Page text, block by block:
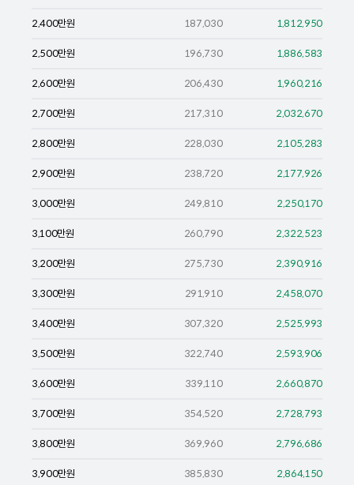
2,400만원 187,030 1,812,950
2,500만원 196,730 1,886,583
2,600만원 206,430 1,960,216
2,700만원 217,310 2,032,670
2,800만원 228,030 2,105,283
2,900만원 238,720 2,177,926
3,000만원 249,810 2,250,170
3,100만원 260,790 2,322,523
3,200만원 275,730 2,390,916
3,300만원 291,910 2,458,070
3,400만원 307,320 2,525,993
3,500만원 322,740 2,593,906
3,600만원 339,110 2,660,870
3,700만원 354,520 2,728,793
3,800만원 369,960 2,796,686
3,900만원 385,830 2,864,150